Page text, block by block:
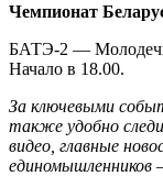
Чемпионат
БАТЭ-2 —
Начало в 18.00.
За ключевыми
также удобно
видео, главные